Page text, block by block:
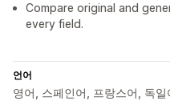
Compare original and
every field.
언어
영어, 스페인어, 프랑스어, 독